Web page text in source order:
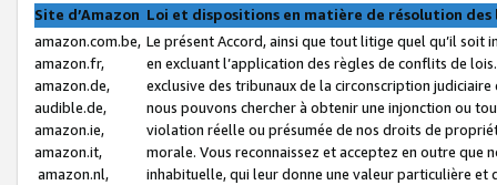
Site d’Amazon Loi et dispositions en matière de résolution
amazon.com.be,
amazon.fr,
amazon.de,
audible.de,
amazon.ie,
amazon.it,
amazon.nl,
Le présent Accord, ainsi que tout litige quel qu’il soit
en excluant l’application des règles de conflits de
exclusive des tribunaux de la circonscription
nous pouvons chercher à obtenir une injonction ou
violation réelle ou présumée de nos droits de
morale. Vous reconnaissez et acceptez en outre que
inhabituelle, qui leur donne une valeur particulière